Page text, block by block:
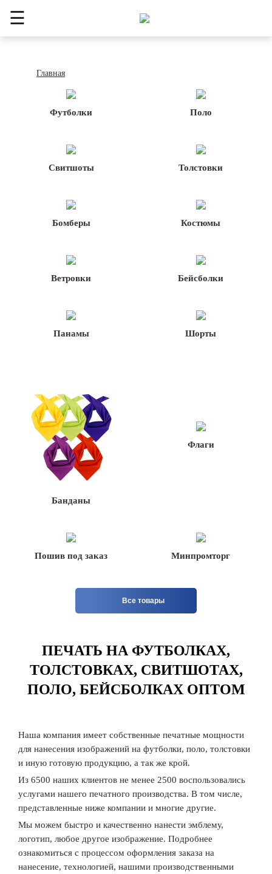
☰
Главная
Футболки Поло
Свитшоты Толстовки
Бомберы Костюмы
Ветровки Бейсболки
Панамы Шорты
Банданы
Флаги
Пошив под заказ Минпромторг
Все товары
ПЕЧАТЬ НА ФУТБОЛКАХ,
ТОЛСТОВКАХ, СВИТШОТАХ,
ПОЛО, БЕЙСБОЛКАХ ОПТОМ
Наша компания имеет собственные печатные мощности
для нанесения изображений на футболки, поло, толстовки
и иную готовую продукцию, а так же крой.
Из 6500 наших клиентов не менее 2500 воспользовались
услугами нашего печатного производства. В том числе,
представленные ниже компании и многие другие.
Мы можем быстро и качественно нанести эмблему,
логотип, любое другое изображение. Подробнее
ознакомиться с процессом оформления заказа на
нанесение, технологией, нашими производственными